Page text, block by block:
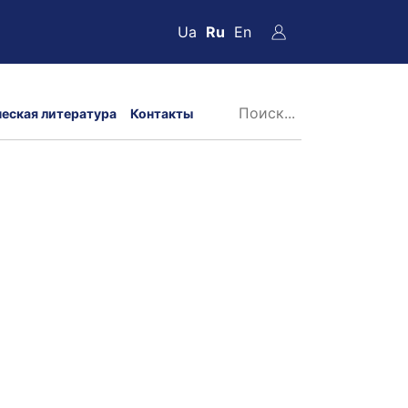
Ua Ru En
литература Контакты